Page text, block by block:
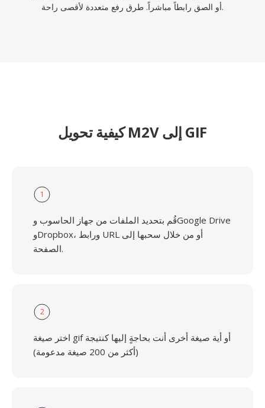
أو الصق رابطاً مباشراً. طرق رفع متعددة لأقصى راحة.
كيفية تحويل M2V إلى GIF
1
قُم بتحديد الملفات من جهاز الحاسوب وGoogle Drive
وDropbox، ورابط URL أو من خلال سحبها إلى
الصفحة.
2
اختر صيغة gif أو أية صيغة أخرى أنت بحاجةٍ إليها كنتيجة
(أكثر من 200 صيغة مدعومة)